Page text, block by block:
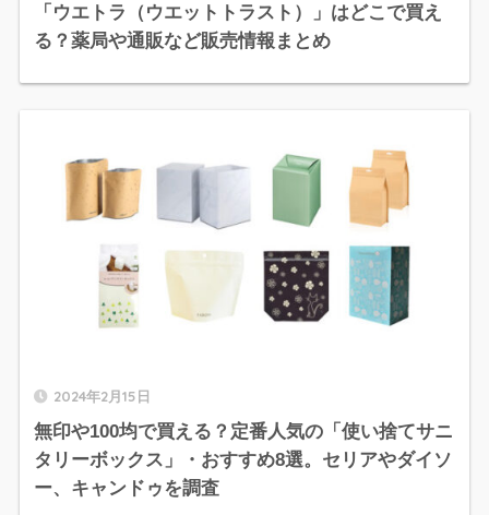
「ウエトラ（ウエットトラスト）」はどこで買え
る？薬局や通販など販売情報まとめ
2024年2月15日
無印や100均で買える？定番人気の「使い捨てサニ
タリーボックス」・おすすめ8選。セリアやダイソ
ー、キャンドゥを調査